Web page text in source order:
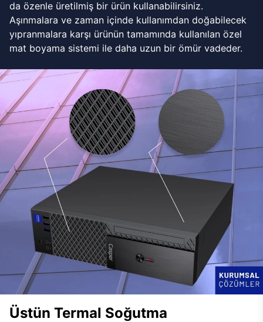
da özenle üretilmiş bir ürün kullanabilirsiniz.
Aşınmalara ve zaman içinde kullanımdan doğabilecek
yıpranmalara karşı ürünün tamamında kullanılan özel
mat boyama sistemi ile daha uzun bir ömür vadeder.
Üstün Termal Soğutma